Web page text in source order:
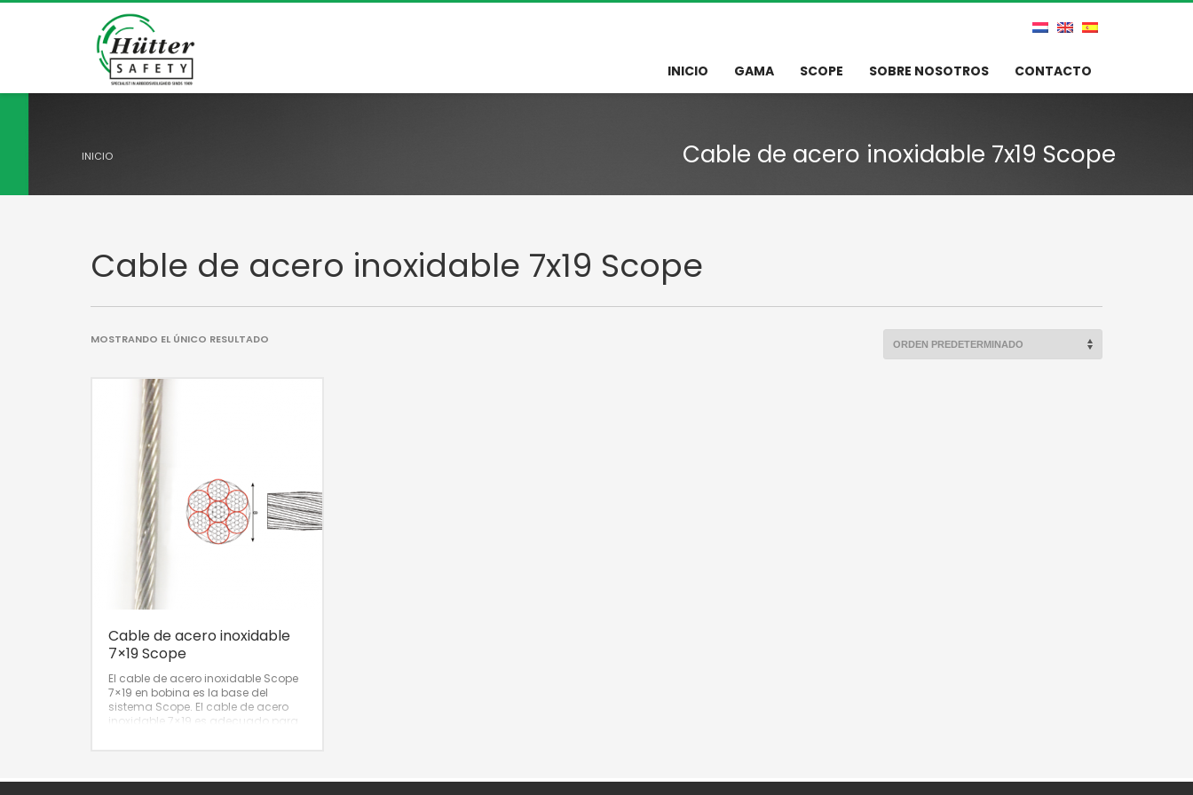
INICIO GAMA SCOPE SOBRE NOSOTROS CONTACTO
INICIO Cable de acero inoxidable 7x19 Scope
Cable de acero inoxidable 7x19 Scope
MOSTRANDO EL ÚNICO RESULTADO
Cable de acero inoxidable
7×19 Scope
El cable de acero inoxidable Scope
7×19 en bobina es la base del
sistema Scope. El cable de acero
inoxidable 7×19 es adecuado para